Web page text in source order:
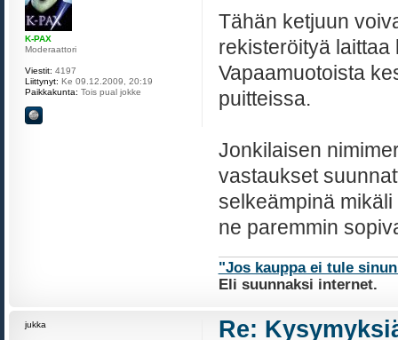
Tähän ketjuun
rekisteröityä
Vapaamuotoista
puitteissa.
Jonkilaisen
vastaukset
selkeämpinä
ne paremmin
"Jos kauppa ei tule
Eli suunnaksi internet.
K-PAX
Moderaattori
Viestit: 4197
Liittynyt: Ke 09.12.2009, 20:19
Paikkakunta: Tois pual jokke
Re:
jukka